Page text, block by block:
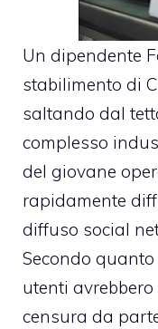
Un dipendente
stabilimento di
saltando dal
complesso
del giovane
rapidamente
diffuso social
Secondo
utenti
censura da